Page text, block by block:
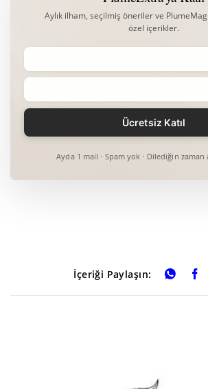
Aylık ilham, seçilmiş öneriler ve
özel içerikler.
Ayda 1 mail · Spam yok · Dilediğin zaman
İçeriği Paylaşın: